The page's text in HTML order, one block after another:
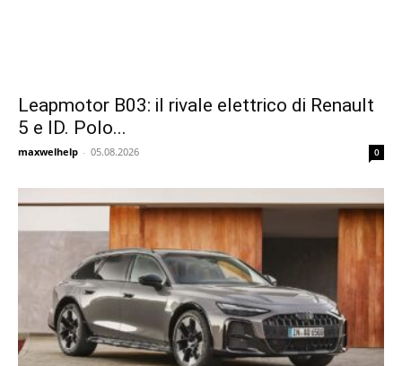
Leapmotor B03: il rivale elettrico di Renault
5 e ID. Polo...
maxwelhelp - 05.08.2026 0